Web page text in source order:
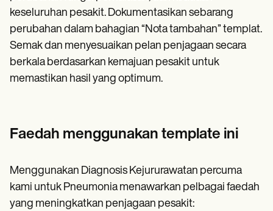
keseluruhan pesakit. Dokumentasikan sebarang
perubahan dalam bahagian “Nota tambahan” templat.
Semak dan menyesuaikan pelan penjagaan secara
berkala berdasarkan kemajuan pesakit untuk
memastikan hasil yang optimum.
Faedah menggunakan template ini
Menggunakan Diagnosis Kejururawatan percuma
kami untuk Pneumonia menawarkan pelbagai faedah
yang meningkatkan penjagaan pesakit: